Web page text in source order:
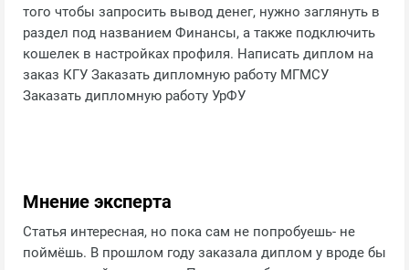
того чтобы запросить вывод денег, нужно заглянуть в
раздел под названием Финансы, а также подключить
кошелек в настройках профиля. Написать диплом на
заказ КГУ Заказать дипломную работу МГМСУ
Заказать дипломную работу УрФУ
Мнение эксперта
Статья интересная, но пока сам не попробуешь- не
поймёшь. В прошлом году заказала диплом у вроде бы